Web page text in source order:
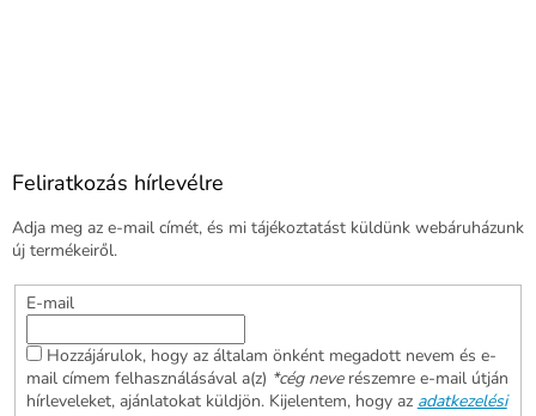
Feliratkozás hírlevélre
Adja meg az e-mail címét, és mi tájékoztatást küldünk webáruházunk
új termékeiről.
E-mail
Hozzájárulok, hogy az általam önként megadott nevem és e-
mail címem felhasználásával a(z) *cég neverészemre e-mail útján
hírleveleket, ajánlatokat küldjön. Kijelentem, hogy az adatkezelési